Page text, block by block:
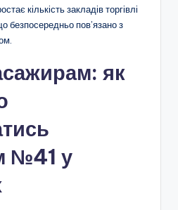
кількість закладів торгівлі
безпосередньо пов’язано з
як
№41 у